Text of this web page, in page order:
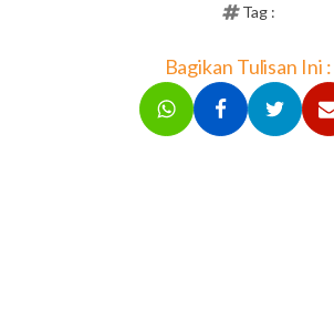
Tag :
Bagikan Tulisan Ini :